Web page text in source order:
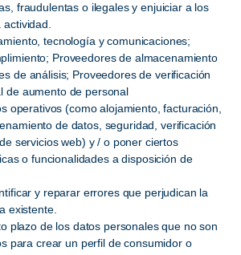
fraudulentas o ilegales y enjuiciar a los
tecnología y comunicaciones;
Proveedores de almacenamiento
de análisis; Proveedores de verificación
de aumento de personal
operativos (como alojamiento, facturación,
de datos, seguridad, verificación
servicios web) y / o poner ciertos
o funcionalidades a disposición de
y reparar errores que perjudican la
existente.
plazo de los datos personales que no son
para crear un perfil de consumidor o